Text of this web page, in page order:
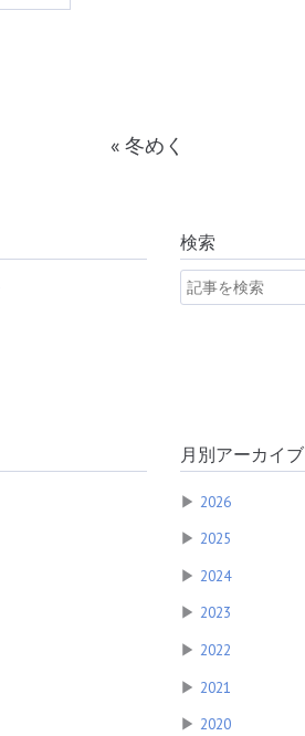
« 冬めく
検索
月別アーカイブ
▶ 2026
▶ 2025
▶ 2024
▶ 2023
▶ 2022
▶ 2021
▶ 2020